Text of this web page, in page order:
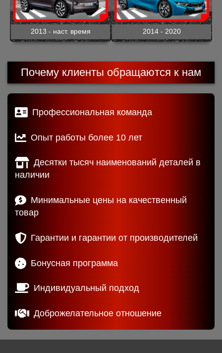
2013 - наст. время 2014 - 2020
Почему клиенты обращаются к нам
Профессиональная команда
Опыт работы более 10 лет
Десятки тысяч наименований деталей в
наличии
Минимальные цены на качественный
товар
Гарантии и гарантии от производителей
Бонусная программа
Индивидуальный подход
Доброжелательное отношение